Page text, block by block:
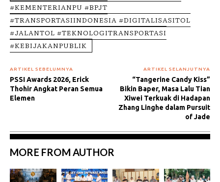
#KEMENTERIANPU #BPJT
#TRANSPORTASIINDONESIA #DIGITALISASITOL
#JALANTOL #TEKNOLOGITRANSPORTASI
#KEBIJAKANPUBLIK
ARTIKEL SEBELUMNYA
PSSI Awards 2026, Erick
Thohir Angkat Peran Semua
Elemen
ARTIKEL SELANJUTNYA
“Tangerine Candy Kiss”
Bikin Baper, Masa Lalu Tian
Xiwei Terkuak di Hadapan
Zhang Linghe dalam Pursuit
of Jade
MORE FROM AUTHOR